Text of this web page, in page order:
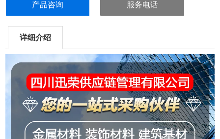
产品咨询 服务电话
详细介绍